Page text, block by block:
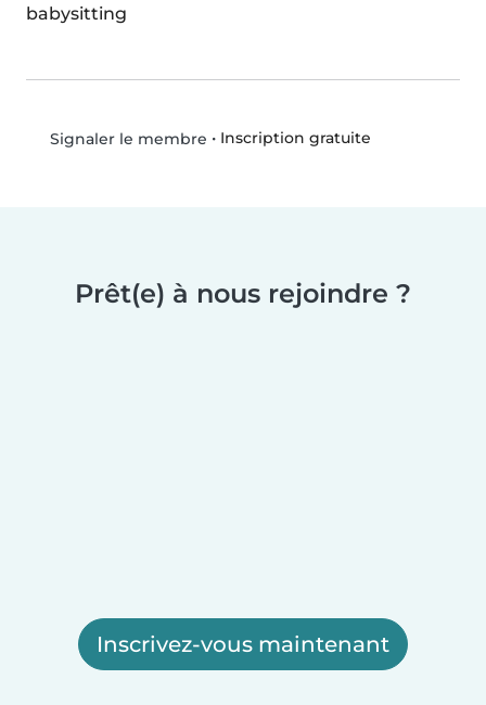
babysitting
Signaler le membre • Inscription gratuite
Prêt(e) à nous rejoindre ?
Inscrivez-vous maintenant